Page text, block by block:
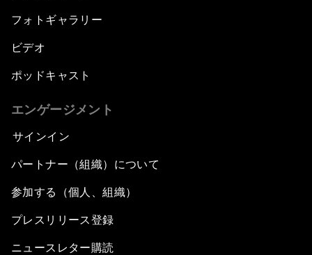
フォトギャラリー
ビデオ
ポッドキャスト
エンゲージメント
サインイン
パートナー（組織）について
参加する（個人、組織）
プレスリリース登録
ニュースレター購読